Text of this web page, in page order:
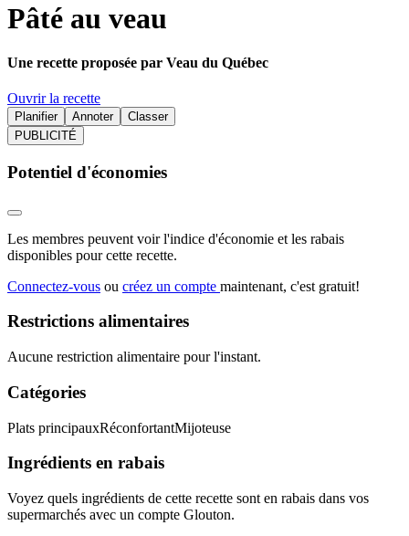
Pâté au veau
Une recette proposée par Veau du Québec
Ouvrir la recette
Planifier Annoter
Classer
PUBLICITÉ
Potentiel d'économies
Les membres peuvent voir l'indice d'économie et les rabais
disponibles pour cette recette.
Connectez-vous ou créez un compte maintenant, c'est gratuit!
Restrictions alimentaires
Aucune restriction alimentaire pour l'instant.
Catégories
Plats principauxRéconfortantMijoteuse
Ingrédients en rabais
Voyez quels ingrédients de cette recette sont en rabais dans vos
supermarchés avec un compte Glouton.